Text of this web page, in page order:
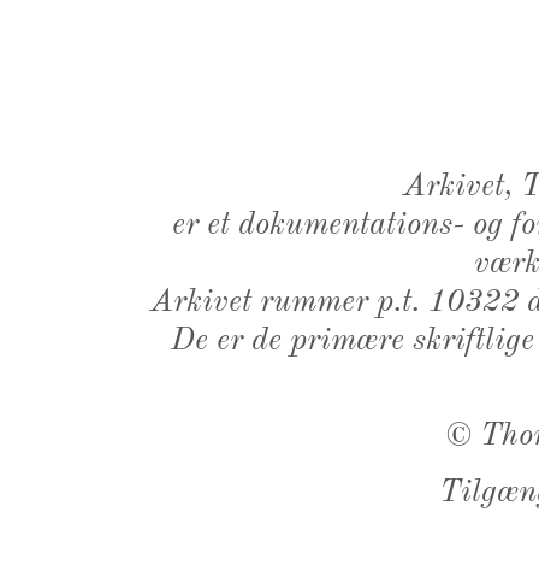
Arkivet,
er et dokumentations- og
Arkivet rummer p.t. 10322
De er de primære
©